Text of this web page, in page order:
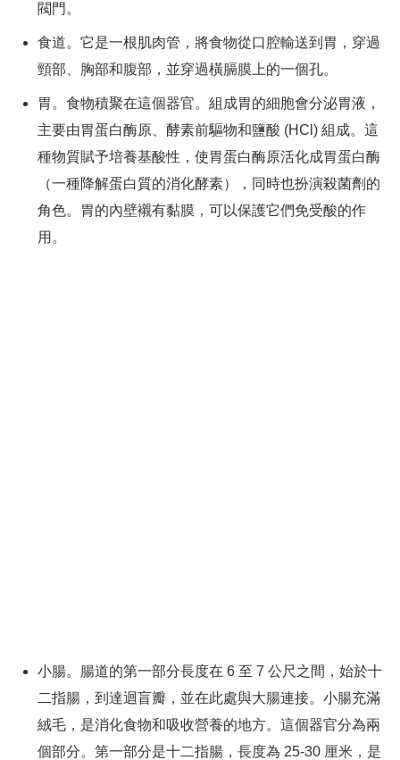
閥門。
食道。它是一根肌肉管，將食物從口腔輸送到胃，穿過
頸部、胸部和腹部，並穿過橫膈膜上的一個孔。
胃。食物積聚在這個器官。組成胃的細胞會分泌胃液，
主要由胃蛋白酶原、酵素前驅物和鹽酸 (HCl) 組成。這
種物質賦予培養基酸性，使胃蛋白酶原活化成胃蛋白酶
（一種降解蛋白質的消化酵素），同時也扮演殺菌劑的
角色。胃的內壁襯有黏膜，可以保護它們免受酸的作
用。
小腸。腸道的第一部分長度在 6 至 7 公尺之間，始於十
二指腸，到達迴盲瓣，並在此處與大腸連接。小腸充滿
絨毛，是消化食物和吸收營養的地方。這個器官分為兩
個部分。第一部分是十二指腸，長度為 25-30 厘米，是